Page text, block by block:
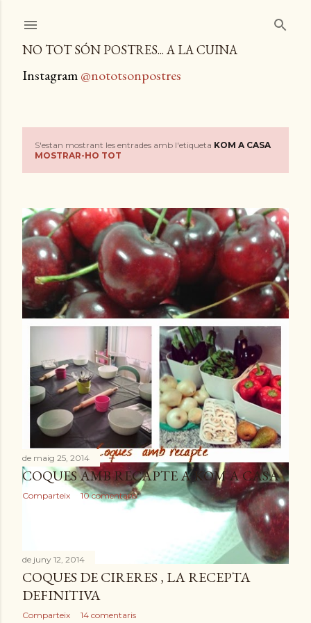
NO TOT SÓN POSTRES... A LA CUINA
Instagram@nototsonpostres
t
r
a
d
e
S'estan mostrant les entrades amb l'etiqueta KOM A CASA
MOSTRAR-HO TOT
de juny 12, 2014
COQUES DE CIRERES , LA RECEPTA
DEFINITIVA
Comparteix 14 comentaris
de maig 25, 2014
COQUES AMB RECAPTE A KOM A CASA
Comparteix 10 comentaris
MISSATGES MÉS ANTICS